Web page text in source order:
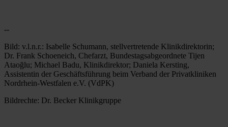
--
Bild: v.l.n.r.: Isabelle Schumann, stellvertretende Klinikdirektorin;
Dr. Frank Schoeneich, Chefarzt, Bundestagsabgeordnete Tijen
Ataoğlu; Michael Badu, Klinikdirektor; Daniela Kersting,
Assistentin der Geschäftsführung beim Verband der Privatkliniken
Nordrhein-Westfalen e.V. (VdPK)
Bildrechte: Dr. Becker Klinikgruppe